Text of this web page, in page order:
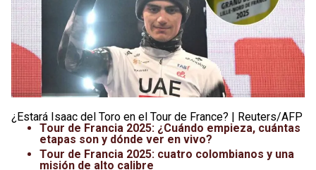
Liga de Expansión MX
Liga MX
Selección Mexicana
Lucha Libre
Juegos Panamericanos
¿Estará Isaac del Toro en el Tour de France? | Reuters/AFP
Tour de Francia 2025: ¿Cuándo empieza, cuántas
etapas son y dónde ver en vivo?
Tour de Francia 2025: cuatro colombianos y una
misión de alto calibre